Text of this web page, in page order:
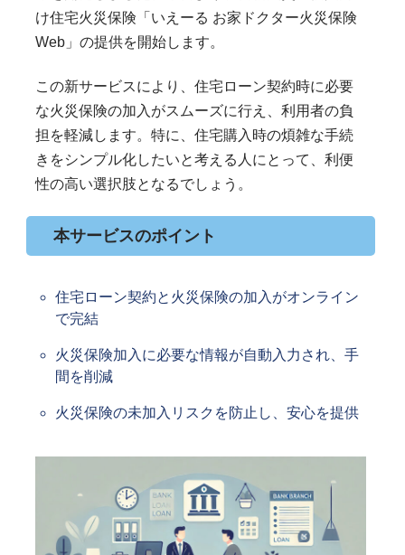
け住宅火災保険「いえーる お家ドクター火災保険
Web」の提供を開始します。
この新サービスにより、住宅ローン契約時に必要
な火災保険の加入がスムーズに行え、利用者の負
担を軽減します。特に、住宅購入時の煩雑な手続
きをシンプル化したいと考える人にとって、利便
性の高い選択肢となるでしょう。
本サービスのポイント
住宅ローン契約と火災保険の加入がオンライン
で完結
火災保険加入に必要な情報が自動入力され、手
間を削減
火災保険の未加入リスクを防止し、安心を提供